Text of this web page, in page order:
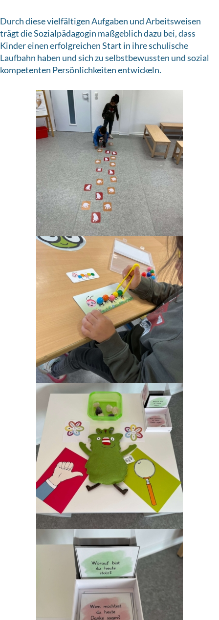
Durch diese vielfältigen Aufgaben und Arbeitsweisen
trägt die Sozialpädagogin maßgeblich dazu bei, dass
Kinder einen erfolgreichen Start in ihre schulische
Laufbahn haben und sich zu selbstbewussten und sozial
kompetenten Persönlichkeiten entwickeln.